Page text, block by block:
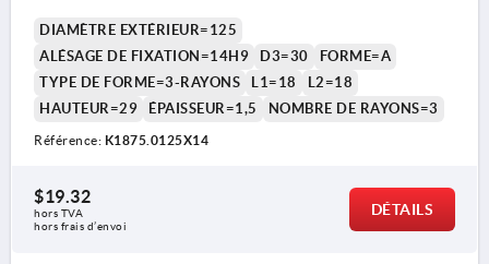
DIAMÈTRE EXTÉRIEUR=125
ALÉSAGE DE FIXATION=14H9
D3=30
FORME=A
TYPE DE FORME=3-RAYONS
L1=18
L2=18
HAUTEUR=29
ÉPAISSEUR=1,5 NOMBRE DE RAYONS=3
Référence: K1875.0125X14
$19.32
hors TVA
hors frais d’envoi
DÉTAILS